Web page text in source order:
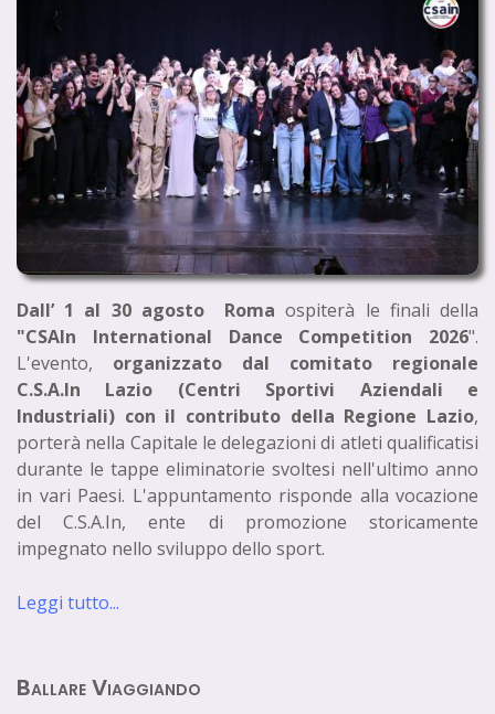
Dall’ 1 al 30 agosto Roma ospiterà le finali della
"CSAIn International Dance Competition 2026".
L'evento, organizzato dal comitato regionale
C.S.A.In Lazio (Centri Sportivi Aziendali e
Industriali) con il contributo della Regione Lazio,
porterà nella Capitale le delegazioni di atleti qualificatisi
durante le tappe eliminatorie svoltesi nell'ultimo anno
in vari Paesi. L'appuntamento risponde alla vocazione
del C.S.A.In, ente di promozione storicamente
impegnato nello sviluppo dello sport.
Leggi tutto...
Ballare Viaggiando